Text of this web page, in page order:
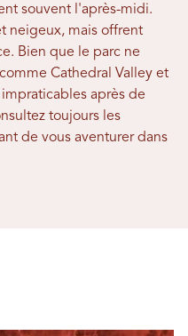
souvent l'après-midi.
neigeux, mais offrent
Bien que le parc ne
Cathedral Valley et
après de
toujours les
de vous aventurer dans